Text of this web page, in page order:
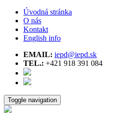
Úvodná stránka
O nás
Kontakt
English info
EMAIL: iepd@iepd.sk
TEL.: +421 918 391 084
Toggle navigation